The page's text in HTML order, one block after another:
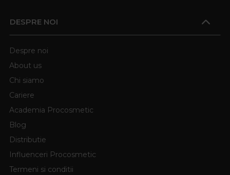
DESPRE NOI
Despre noi
About us
Chi siamo
Cariere
Academia Procosmetic
Blog
Distributie
Influenceri Procosmetic
Termeni si conditii